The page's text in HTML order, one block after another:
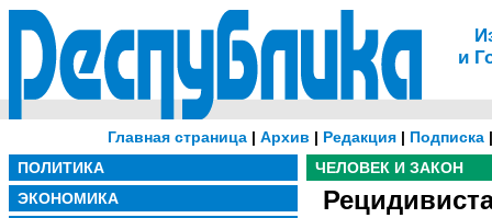
и
Главная страница | Архив | Редакция | Подписка
ПОЛИТИКА
ЭКОНОМИКА
ЧЕЛОВЕК И ЗАКОН